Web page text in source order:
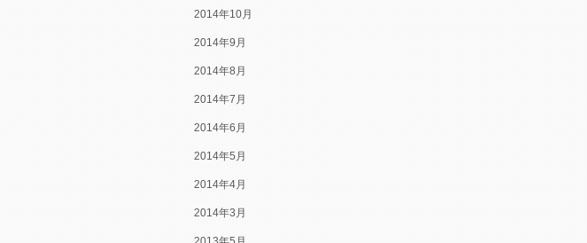
2014年10月
2014年9月
2014年8月
2014年7月
2014年6月
2014年5月
2014年4月
2014年3月